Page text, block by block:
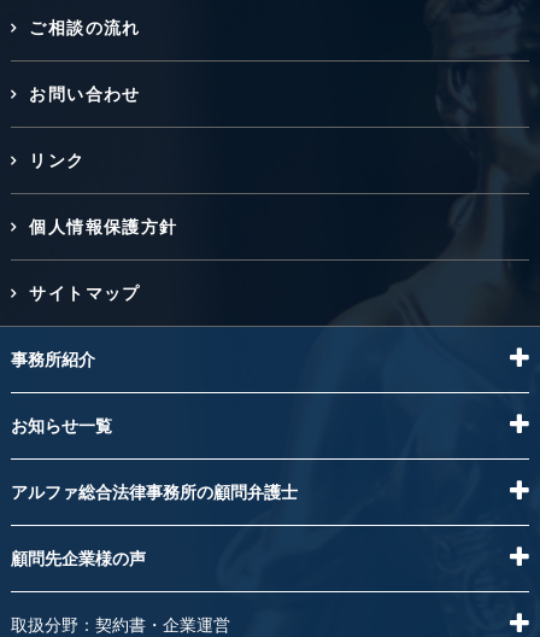
ご相談の流れ
お問い合わせ
リンク
個人情報保護方針
サイトマップ
事務所紹介
お知らせ一覧
アルファ総合法律事務所の顧問弁護士
顧問先企業様の声
取扱分野：契約書・企業運営